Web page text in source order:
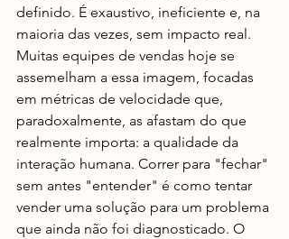
definido. É exaustivo, ineficiente e, na
maioria das vezes, sem impacto real.
Muitas equipes de vendas hoje se
assemelham a essa imagem, focadas
em métricas de velocidade que,
paradoxalmente, as afastam do que
realmente importa: a qualidade da
interação humana. Correr para "fechar"
sem antes "entender" é como tentar
vender uma solução para um problema
que ainda não foi diagnosticado. O